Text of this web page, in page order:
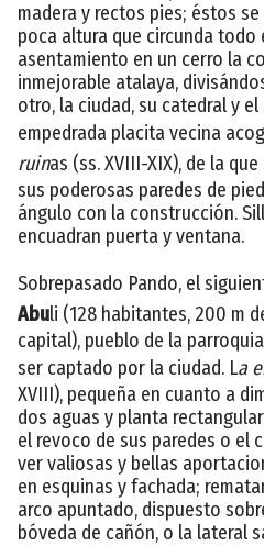
madera y rectos pies; éstos
poca altura que circunda todo
asentamiento en un cerro la
inmejorable atalaya,
otro, la ciudad, su catedral y
empedrada placita vecina
ruinas (ss. XVIII-XIX), de la
sus poderosas paredes de
ángulo con la construcción.
encuadran puerta y ventana.
Sobrepasado Pando, el
Abuli (128 habitantes, 200 m
capital), pueblo de la
ser captado por la ciudad. La
XVIII), pequeña en cuanto a
dos aguas y planta
el revoco de sus paredes o el
ver valiosas y bellas
en esquinas y fachada;
arco apuntado, dispuesto
bóveda de cañón, o la lateral